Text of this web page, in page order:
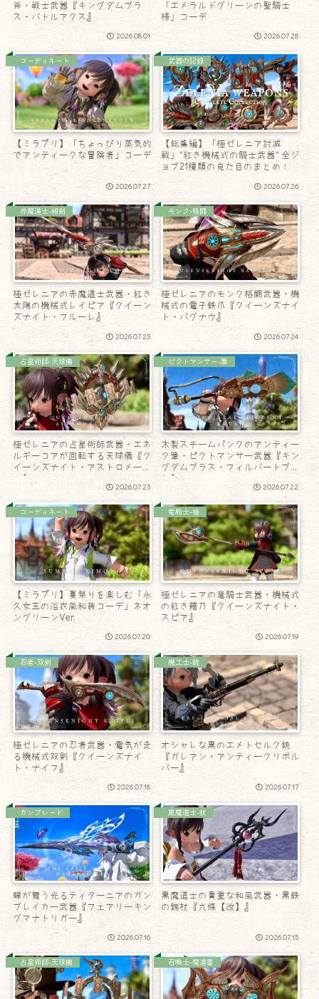
斧・戦士武器『キングダムブラ
ス・バトルアクス』
2026.08.01
「エメラルドグリーンの聖騎士
様」コーデ
2026.07.28
コーディネート
【ミラプリ】「ちょっぴり蒸気的
でアンティークな冒険者」コーデ
2026.07.27
武器の記録
【総集編】「極ゼレニア討滅
戦」”紅き機械式の騎士武器” 全ジ
ョブ21種類の見た目のまとめ！
2026.07.26
赤魔道士-細剣
極ゼレニアの赤魔道士武器・紅き
太陽の機械式レイピア『クイーン
ズナイト・フルーレ』
2026.07.25
モンク-格闘
極ゼレニアのモンク格闘武器・機
械式の電子鉄爪『クイーンズナイ
ト・バグナウ』
2026.07.24
占星術師-天球儀
極ゼレニアの占星術師武器・エネ
ルギーコアが回転する天球儀『ク
イーンズナイト・アストロメータ
ー』
2026.07.23
ピクトマンサー-筆
木製スチームパンクのアンティー
ク筆・ピクトマンサー武器『キン
グダムブラス・フィルバートブラ
シ』
2026.07.22
コーディネート
【ミラプリ】夏祭りを楽しむ「永
久女王の浴衣風和装コーデ」ネオ
ングリーンVer.
2026.07.20
竜騎士-槍
極ゼレニアの竜騎士武器・機械式
の紅き薙刀『クイーンズナイト・
スピア』
2026.07.19
忍者-双剣
極ゼレニアの忍者武器・電気が走
る機械式双剣『クイーンズナイ
ト・ナイフ』
2026.07.18
機工士-銃
オシャレな黒のエメトセルク銃
『ガレアン・アンティークリボル
バー』
2026.07.17
ガンブレード
蝶が舞う光るティターニアのガン
ブレイカー武器『フェアリーキン
グマナトリガー』
2026.07.16
黒魔道士-杖
黒魔道士の貴重な和風武器・黒鉄
の錫杖『九條【改】』
2026.07.15
占星術師-天球儀 召喚士-魔道書